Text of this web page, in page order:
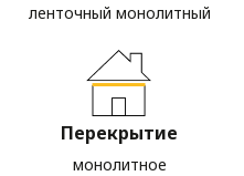
ленточный монолитный
Перекрытие
монолитное